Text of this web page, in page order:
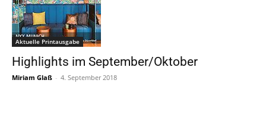
Aktuelle Printausgabe
Highlights im September/Oktober
Miriam Glaß - 4. September 2018